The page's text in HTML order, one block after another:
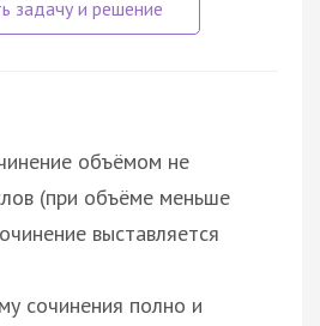
объёмом не
(при объёме меньше
выставляется
сочинения полно и